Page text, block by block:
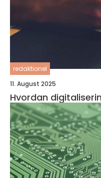
redaktionel
11. August 2025
Hvordan